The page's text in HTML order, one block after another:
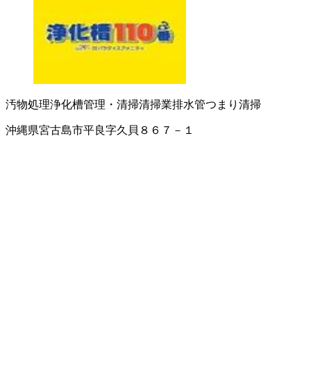
汚物処理浄化槽管理・清掃清掃業排水管つまり清掃
沖縄県宮古島市平良字久貝８６７－１